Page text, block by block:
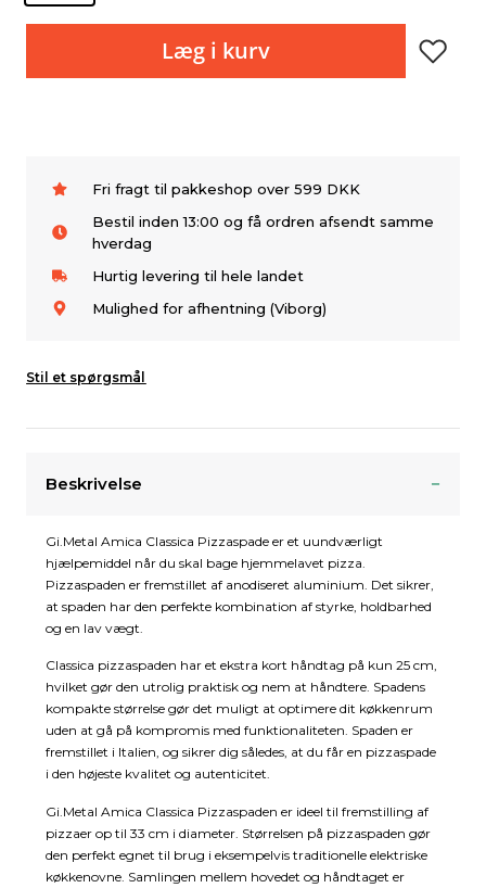
Læg i kurv
Fri fragt til pakkeshop over 599 DKK
Bestil inden 13:00 og få ordren afsendt samme
hverdag
Hurtig levering til hele landet
Mulighed for afhentning (Viborg)
Stil et spørgsmål
Beskrivelse
Gi.Metal Amica Classica Pizzaspade er et uundværligt
hjælpemiddel når du skal bage hjemmelavet pizza.
Pizzaspaden er fremstillet af anodiseret aluminium. Det sikrer,
at spaden har den perfekte kombination af styrke, holdbarhed
og en lav vægt.
Classica pizzaspaden har et ekstra kort håndtag på kun 25 cm,
hvilket gør den utrolig praktisk og nem at håndtere. Spadens
kompakte størrelse gør det muligt at optimere dit køkkenrum
uden at gå på kompromis med funktionaliteten. Spaden er
fremstillet i Italien, og sikrer dig således, at du får en pizzaspade
i den højeste kvalitet og autenticitet.
Gi.Metal Amica Classica Pizzaspaden er ideel til fremstilling af
pizzaer op til 33 cm i diameter. Størrelsen på pizzaspaden gør
den perfekt egnet til brug i eksempelvis traditionelle elektriske
køkkenovne. Samlingen mellem hovedet og håndtaget er